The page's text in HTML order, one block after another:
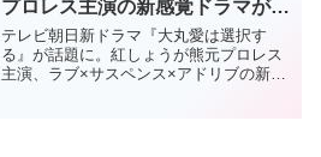
プロレス主演の新感覚ドラマがヤ
バい
テレビ朝日新ドラマ『大丸愛は選択す
る』が話題に。紅しょうが熊元プロレス
主演、ラブ×サスペンス×アドリブの新感